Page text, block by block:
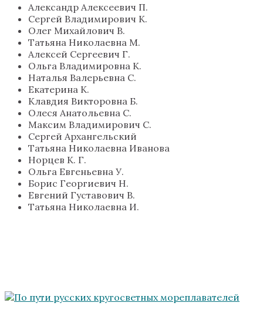
Александр Алексеевич П.
Сергей Владимирович К.
Олег Михайлович В.
Татьяна Николаевна М.
Алексей Сергеевич Г.
Ольга Владимировна К.
Наталья Валерьевна С.
Екатерина К.
Клавдия Викторовна Б.
Олеся Анатольевна С.
Максим Владимирович С.
Сергей Архангельский
Татьяна Николаевна Иванова
Норцев К. Г.
Ольга Евгеньевна У.
Борис Георгиевич Н.
Евгений Густавович В.
Татьяна Николаевна И.